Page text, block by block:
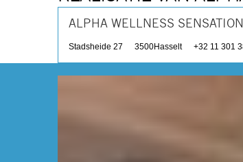
ALPHA WELLNESS
Stadsheide 27 3500Hasselt +32 11 301